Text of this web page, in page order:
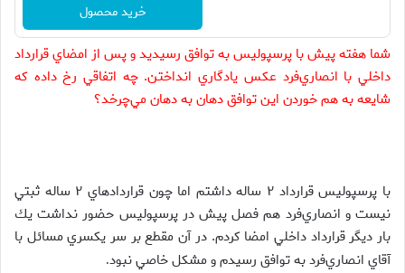
خرید محصول
شما هفته پيش با پرسپوليس به توافق رسيديد و پس از امضاي قرارداد
داخلي با انصاري‌فرد عكس يادگاري انداختن. چه اتفاقي رخ داده كه
شايعه به هم خوردن اين توافق دهان به دهان مي‌چرخد؟
با پرسپوليس قرارداد ۲ ساله داشتم اما چون قراردادهاي ۲ ساله ثبتي
نيست و انصاري‌فرد هم فصل پيش در پرسپوليس حضور نداشت يك
بار ديگر قرارداد داخلي امضا كردم. در آن مقطع بر سر يكسري مسائل با
آقاي انصاري‌فرد به توافق رسيدم و مشكل خاصي نبود.